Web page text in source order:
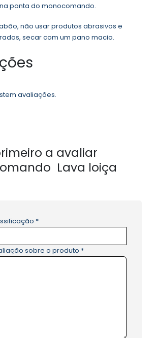
ponta do monocomando.
não usar produtos abrasivos e
secar com um pano macio.
avaliações.
a avaliar
Lava loiça
*
sobre o produto *